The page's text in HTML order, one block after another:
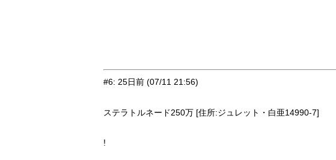
#6: 25日前 (07/11 21:56)
ステラトルネード250万 [住所:ジュレット・白亜14990-7]
!